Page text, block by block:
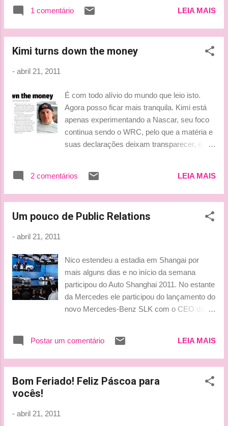
1 comentário LEIA MAIS
Kimi turns down the money
- abril 21, 2011
É com todo alívio do mundo que leio isto.
Agora posso ficar mais tranquila. Kimi está
apenas experimentando a Nascar, seu foco
continua sendo o WRC, pelo que a matéria e
suas declarações deixam transparecer, é
WRC porque definitivamente lá é onde ele
deve estar. Beijinhos, Ludy
2 comentários LEIA MAIS
Um pouco de Public Relations
- abril 21, 2011
Nico estendeu a estadia em Shangai por
mais alguns dias e no início da semana
participou do Auto Shanghai 2011. No estante
da Mercedes ele participou do lançamento do
novo Mercedes-Benz SLK com o CEO da
a cara da Mercedes. Ele nunca fez tanto PR
na vida. Lembro de em 2007 ler entrevista na
os compromissos do tipo no mínimo, para
Postar um comentário LEIA MAIS
Bom Feriado! Feliz Páscoa para
vocês!
- abril 21, 2011